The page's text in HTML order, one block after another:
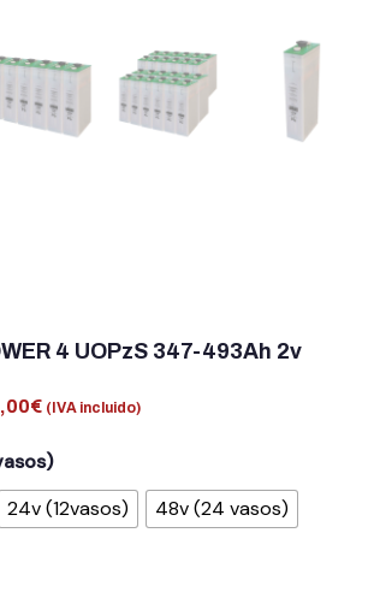
4 UOPzS 347-493Ah 2v
€ (IVA incluido)
24v (12vasos) 48v (24 vasos)